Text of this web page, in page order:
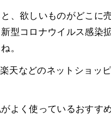
、欲しいものがどこに
型コロナウイルス感染
。
天などのネットショッ
よく使っているおすす